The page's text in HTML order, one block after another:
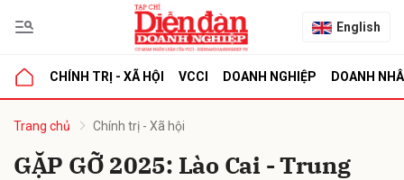
English
CHÍNH TRỊ - XÃ HỘI VCCI DOANH NGHIỆP DOANH
Trang chủ Chính trị - Xã hội
GẶP GỠ 2025: Lào Cai - Trung
luận